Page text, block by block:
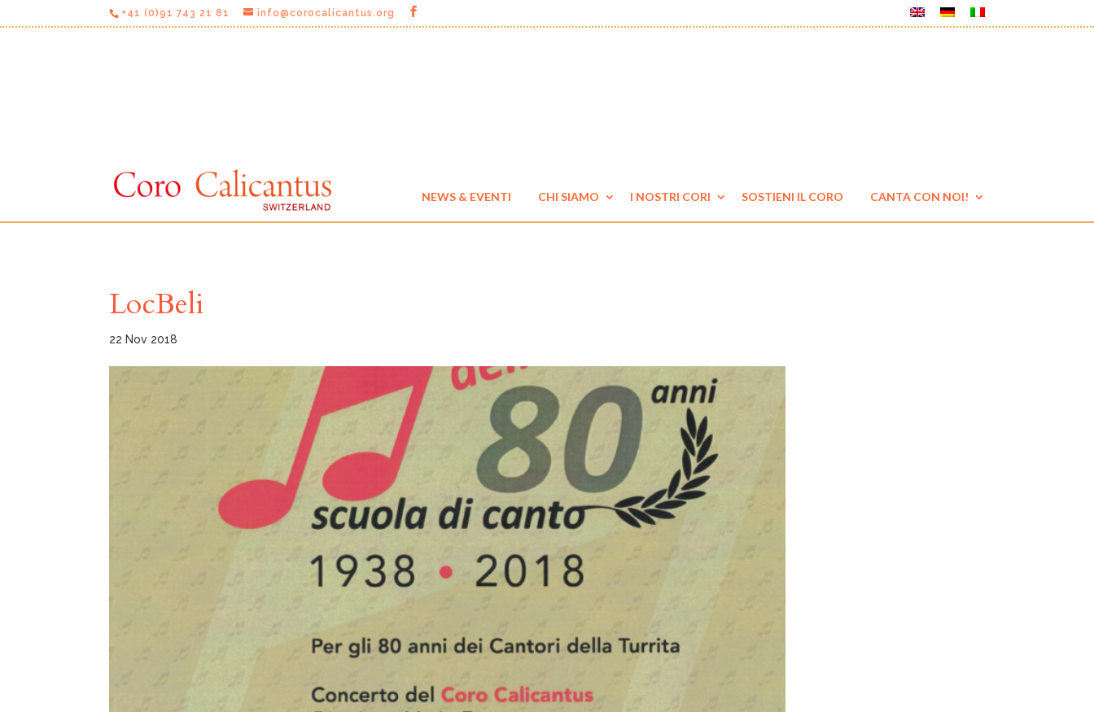
+41 (0)91 743 21 81 info@corocalicantus.org
NEWS & EVENTI CHI SIAMO I NOSTRI CORI SOSTIENI IL CORO CANTA CON NOI!
LocBeli
22 Nov 2018